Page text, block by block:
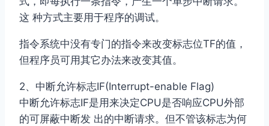
这 种方式主要用于程序的调试。
指令系统中没有专门的指令来改变标志位TF的值，
但程序员可用其它办法来改变其值。
2、中断允许标志IF(Interrupt-enable Flag)
中断允许标志IF是用来决定CPU是否响应CPU外部
的可屏蔽中断发 出的中断请求。但不管该标志为何